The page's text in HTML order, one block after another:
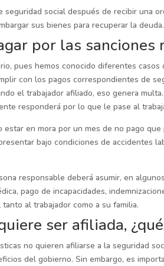
seguridad social después de recibir una
sus bienes para recuperar la deuda.
por las sanciones
pues hemos conocido diferentes
con los pagos correspondientes de
el trabajador afiliado, eso genera
responderá por lo que le pase al
estar en mora por un mes de no pago
bajo condiciones de accidentes
responsable deberá asumir, en
pago de incapacidades,
al trabajador como a su familia.
ser afiliada,
no quieren afiliarse a la seguridad
del gobierno. Sin embargo, es